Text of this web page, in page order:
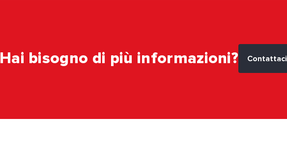
Hai bisogno di più informazioni? Contattaci